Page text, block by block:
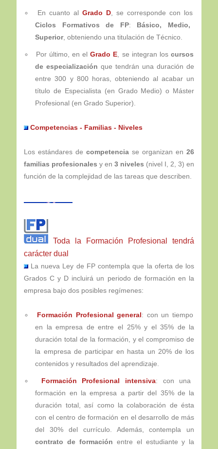
En cuanto alGrado D , se corresponde con los
Ciclos Formativos de FP: Básico, Medio,
Superior, obteniendo una titulación de Técnico.
Por último, en elGrado E , se integran loscursos
de especialización que tendrán una duración de
entre 300 y 800 horas, obteniendo al acabar un
título de Especialista (en Grado Medio) o Máster
Profesional (en Grado Superior).
Competencias - Familias - Niveles
Los estándares de competenciase organizan en26
familias profesionales y en 3 niveles (nivel I, 2, 3) en
función de la complejidad de las tareas que describen.
Toda la Formación Profesional tendrá
carácter dual
La nueva Ley de FP contempla que la oferta de los
Grados C y D incluirá un periodo de formación en la
empresa bajo dos posibles regímenes:
Formación Profesional general: con un tiempo
en la empresa de entre el 25% y el 35% de la
duración total de la formación, y el compromiso de
la empresa de participar en hasta un 20% de los
contenidos y resultados del aprendizaje.
Formación Profesional intensiva: con una
formación en la empresa a partir del 35% de la
duración total, así como la colaboración de ésta
con el centro de formación en el desarrollo de más
del 30% del currículo. Además, contempla un
contrato de formación entre el estudiante y la